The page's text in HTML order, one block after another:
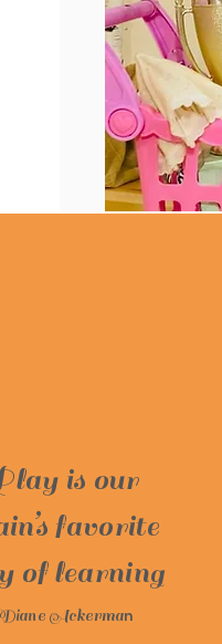
is our
favorite
of learning
Ackerman